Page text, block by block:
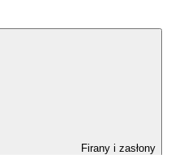
Firany i zasłony